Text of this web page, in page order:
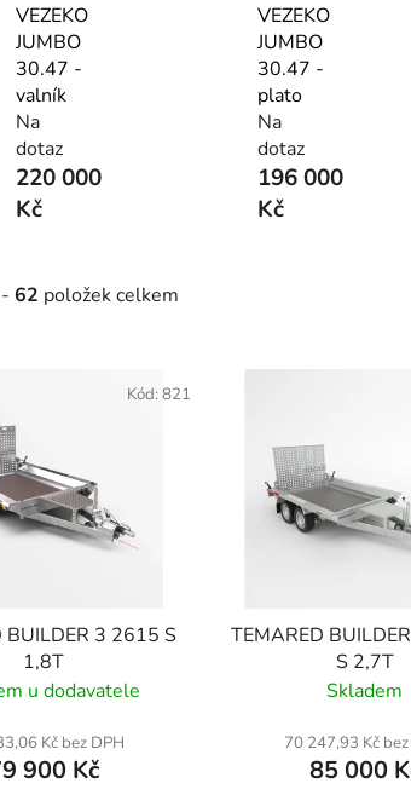
VEZEKO
JUMBO
30.47 -
valník
Na
dotaz
220 000
Kč
VEZEKO
JUMBO
30.47 -
plato
Na
dotaz
196 000
Kč
- 62 položek celkem
BUILDER 3 2615 S
1,8T
u dodavatele
Kč bez DPH
900 Kč
Kód: 821
TEMARED
S 2,7T
Skladem
70 247,93 Kč
85 000